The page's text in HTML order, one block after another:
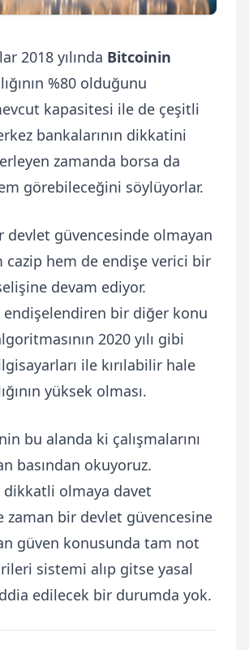
2018 yılında Bitcoinin
%80 olduğunu
kapasitesi ile de çeşitli
bankalarının dikkatini
zamanda borsa da
görebileceğini söylüyorlar.
devlet güvencesinde olmayan
cazip hem de endişe verici bir
devam ediyor.
endişelendiren bir diğer konu
2020 yılı gibi
ile kırılabilir hale
yüksek olması.
nin bu alanda ki çalışmalarını
basından okuyoruz.
dikkatli olmaya davet
zaman bir devlet güvencesine
güven konusunda tam not
sistemi alıp gitse yasal
edilecek bir durumda yok.